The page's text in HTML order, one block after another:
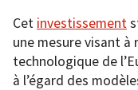
Cet investissement
une mesure visant
technologique de
à l’égard des